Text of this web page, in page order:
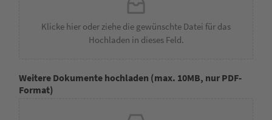
Klicke hier oder ziehe die gewünschte Datei für das
Hochladen in dieses Feld.
Weitere Dokumente hochladen (max. 10MB, nur PDF-
Format)